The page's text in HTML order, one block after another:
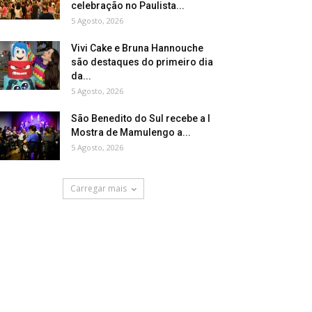
celebração no Paulista...
5 Agosto, 2026
Vivi Cake e Bruna Hannouche
são destaques do primeiro dia
da...
5 Agosto, 2026
São Benedito do Sul recebe a I
Mostra de Mamulengo a...
5 Agosto, 2026
Carregar mais